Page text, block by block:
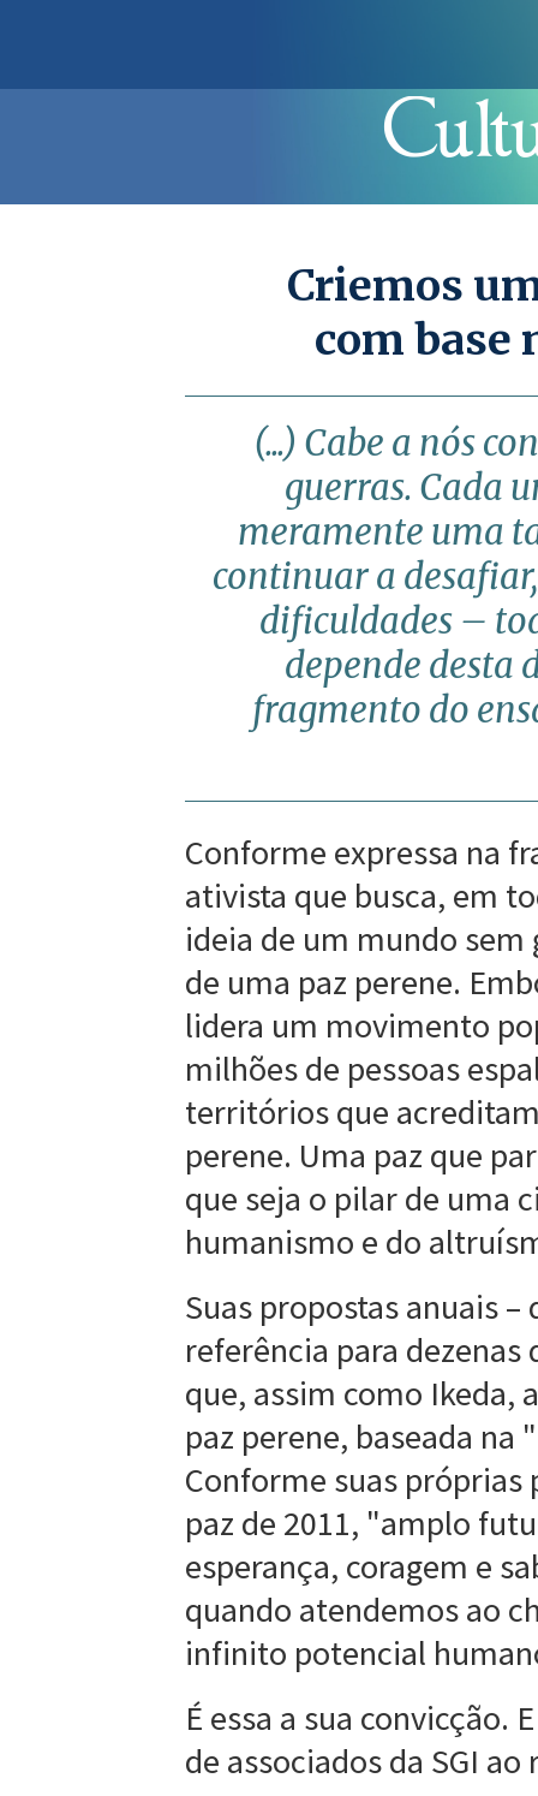
Criemos
com base
(...) Cabe a nós
guerras. Cada
meramente uma
continuar a
dificuldades –
depende desta
fragmento do
Conforme expressa na
ativista que busca, em
ideia de um mundo sem
de uma paz perene.
lidera um movimento
milhões de pessoas
territórios que
perene. Uma paz que
que seja o pilar de uma
humanismo e do
Suas propostas anuais
referência para
que, assim como Ikeda,
paz perene, baseada
Conforme suas próprias
paz de 2011, "amplo
esperança, coragem e
quando atendemos ao
infinito potencial
É essa a sua convicção.
de associados da SGI